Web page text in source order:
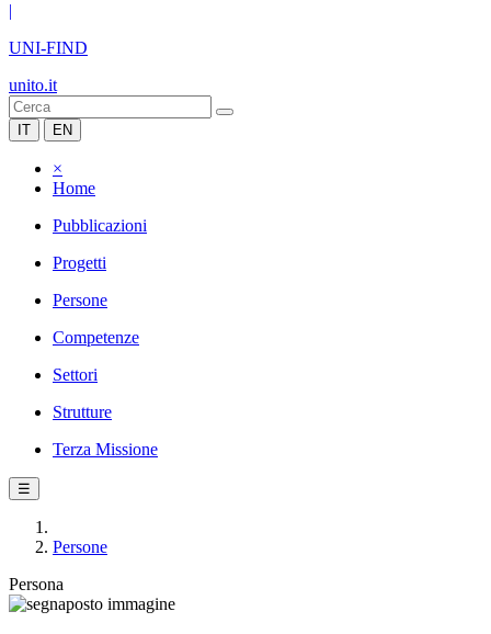
|
UNI-FIND
unito.it
IT EN
×
Home
Pubblicazioni
Progetti
Persone
Competenze
Settori
Strutture
Terza Missione
☰
Persone
Persona